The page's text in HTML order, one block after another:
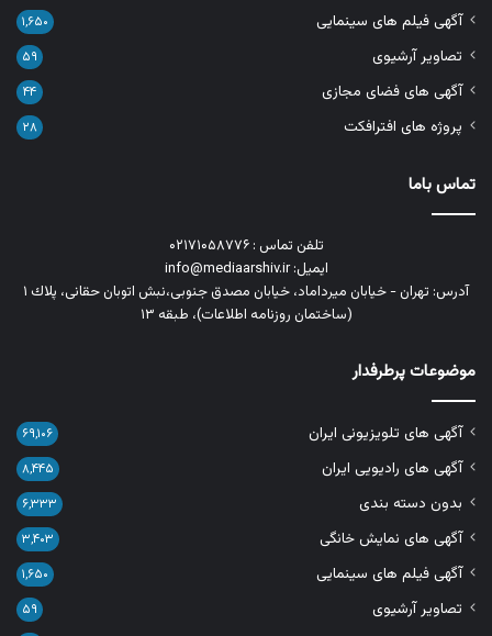
آگهی فیلم های سینمایی ۱,۶۵۰
تصاویر آرشیوی ۵۹
آگهی های فضای مجازی ۴۴
پروژه های افترافکت ۲۸
تماس باما
تلفن تماس : ۰۲۱۷۱۰۵۸۷۷۶
ایمیل: info@mediaarshiv.ir
آدرس: تهران - خیابان میرداماد، خیابان مصدق جنوبی،نبش اتوبان حقانی، پلاك ١
(ساختمان روزنامه اطلاعات)، طبقه ۱۳
موضوعات پرطرفدار
آگهی های تلویزیونی ایران ۶۹,۱۰۶
آگهی های رادیویی ایران ۸,۴۴۵
بدون دسته بندی ۶,۳۳۳
آگهی های نمایش خانگی ۳,۴۰۳
آگهی فیلم های سینمایی ۱,۶۵۰
تصاویر آرشیوی ۵۹